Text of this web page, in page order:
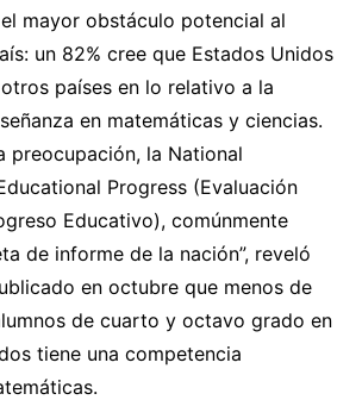
mayor obstáculo potencial al
un 82% cree que Estados Unidos
países en lo relativo a la
en matemáticas y ciencias.
preocupación, la National
Progress (Evaluación
Educativo), comúnmente
de informe de la nación”, reveló
en octubre que menos de
de cuarto y octavo grado en
tiene una competencia